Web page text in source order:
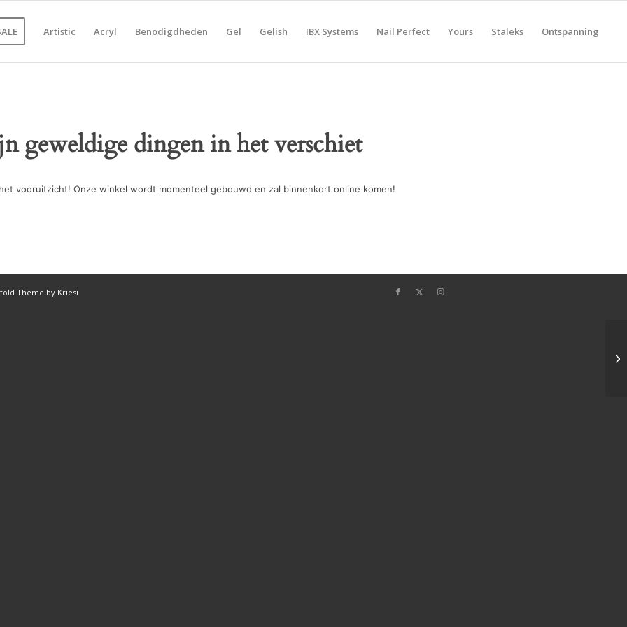
Artistic Acryl Benodigdheden Gel Gelish IBX Systems Nail Perfect Yours Staleks Ontspanning
geweldige dingen in het verschiet
vooruitzicht! Onze winkel wordt momenteel gebouwd en zal binnenkort online komen!
Theme by Kriesi